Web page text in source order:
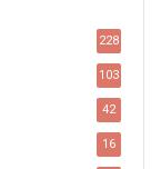
228
103
42
16